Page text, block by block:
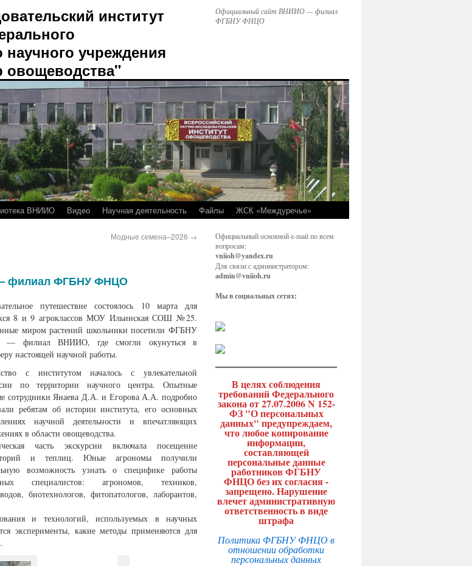
институт
научного учреждения
Официальный сайт ВНИИО — филиал
ФГБНУ ФНЦО
ВНИИО Видео Научная деятельность Файлы ЖСК «Междуречье»
Модные семена–2026 →
филиал ФГБНУ ФНЦО
путешествие состоялось 10 марта для
8 и 9 агроклассов МОУ Ильинская СОШ №25.
миром растений школьники посетили ФГБНУ
филиал ВНИИО, где смогли окунуться в
настоящей научной работы.
с институтом началось с увлекательной
по территории научного центра. Опытные
сотрудники Янаева Д.А. и Егорова А.А. подробно
ребятам об истории института, его основных
научной деятельности и впечатляющих
в области овощеводства.
часть экскурсии включала посещение
и теплиц. Юные агрономы получили
возможность узнать о специфике работы
специалистов: агрономов, техников,
биотехнологов, фитопатологов, лаборантов,
и технологий, используемых в научных
эксперименты, какие методы применяются для
Официальный основной e-mail по всем
вопросам:
vniioh@yandex.ru
Для связи с администратором:
admin@vniioh.ru
Мы в социальных сетях:
В целях соблюдения
требований Федерального
закона от 27.07.2006 N 152-
ФЗ "О персональных
данных" предупреждаем,
что любое копирование
информации,
составляющей
персональные данные
работников ФГБНУ
ФНЦО без их согласия -
запрещено. Нарушение
влечет административную
ответственность в виде
штрафа
Политика ФГБНУ ФНЦО в
отношении обработки
персональных данных